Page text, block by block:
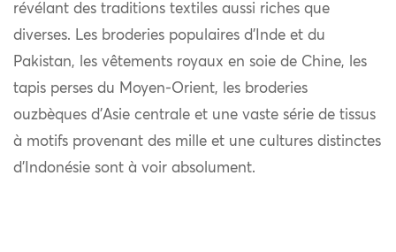
révélant des traditions textiles aussi riches que
diverses. Les broderies populaires d’Inde et du
Pakistan, les vêtements royaux en soie de Chine, les
tapis perses du Moyen-Orient, les broderies
ouzbèques d’Asie centrale et une vaste série de tissus
à motifs provenant des mille et une cultures distinctes
d’Indonésie sont à voir absolument.